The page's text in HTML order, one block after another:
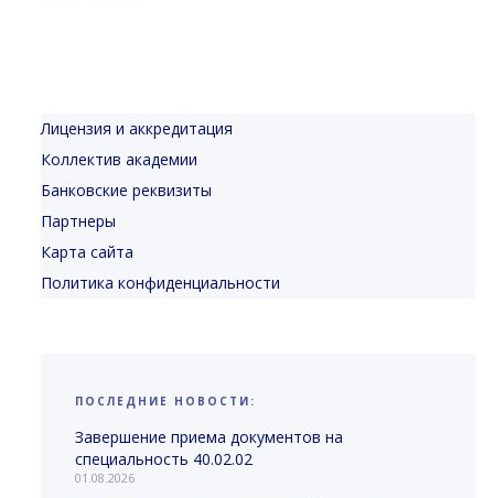
Лицензия и аккредитация
Коллектив академии
Банковские реквизиты
Партнеры
Карта сайта
Политика конфиденциальности
ПОСЛЕДНИЕ НОВОСТИ:
Завершение приема документов на
специальность 40.02.02
01.08.2026